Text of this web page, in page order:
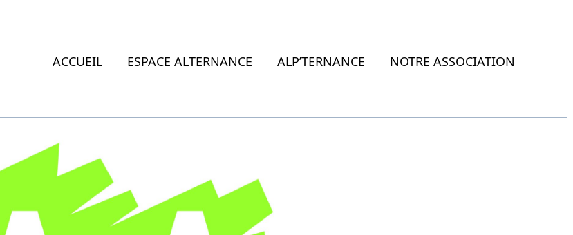
ACCUEIL ESPACE ALTERNANCE ALP’TERNANCE NOTRE ASSOCIATION